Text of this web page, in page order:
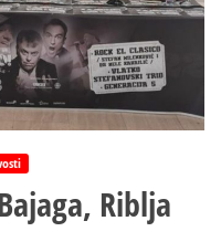
Riblja